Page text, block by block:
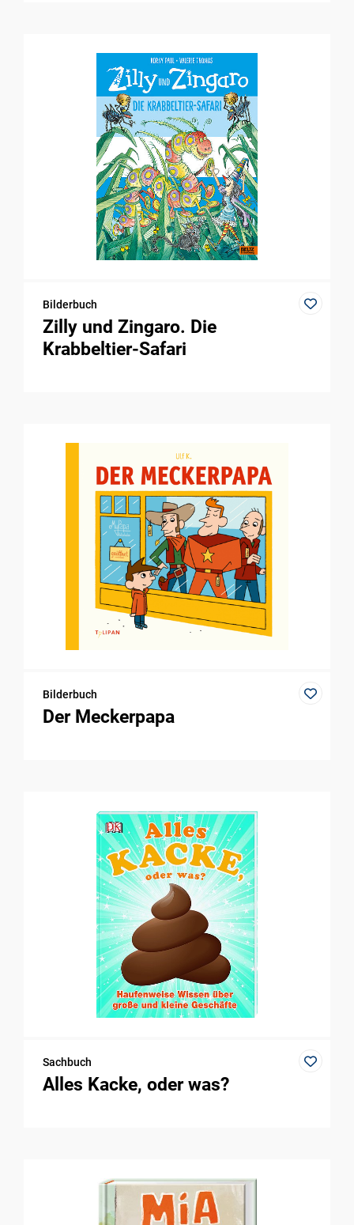
Bilderbuch
Zilly und Zingaro. Die
Krabbeltier-Safari
Bilderbuch
Der Meckerpapa
Sachbuch
Alles Kacke, oder was?